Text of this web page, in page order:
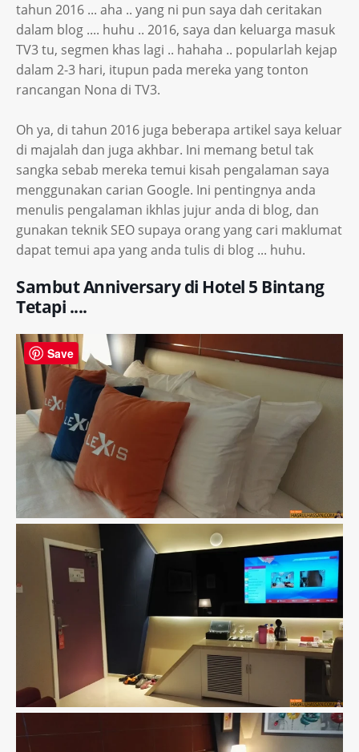
tahun 2016 ... aha .. yang ni pun saya dah ceritakan
dalam blog .... huhu .. 2016, saya dan keluarga masuk
TV3 tu, segmen khas lagi .. hahaha .. popularlah kejap
dalam 2-3 hari, itupun pada mereka yang tonton
rancangan Nona di TV3.
Oh ya, di tahun 2016 juga beberapa artikel saya keluar
di majalah dan juga akhbar. Ini memang betul tak
sangka sebab mereka temui kisah pengalaman saya
menggunakan carian Google. Ini pentingnya anda
menulis pengalaman ikhlas jujur anda di blog, dan
gunakan teknik SEO supaya orang yang cari maklumat
dapat temui apa yang anda tulis di blog ... huhu.
Sambut Anniversary di Hotel 5 Bintang
Tetapi ....
Save